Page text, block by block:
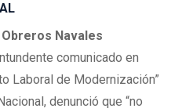
Navales
comunicado en
Laboral de Modernización”
denunció que “no